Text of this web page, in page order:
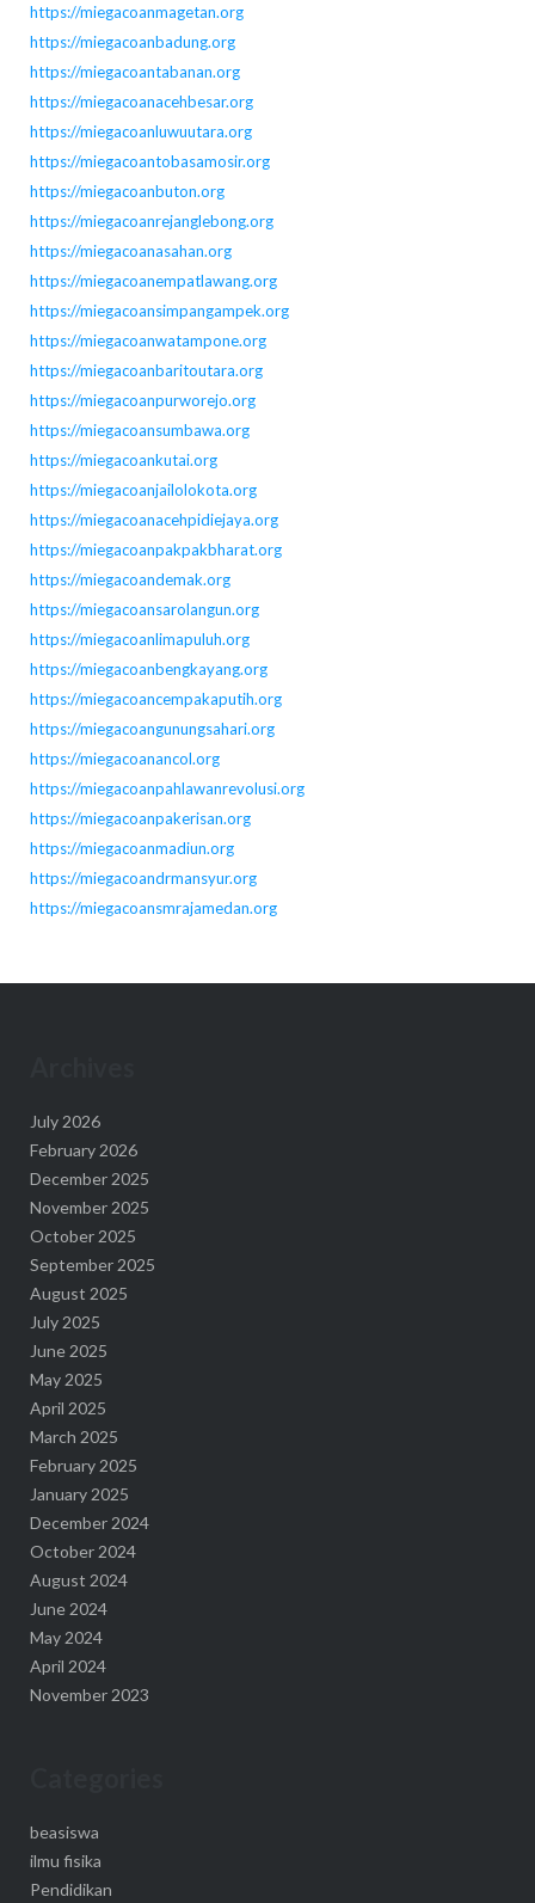
https://miegacoanmagetan.org
https://miegacoanbadung.org
https://miegacoantabanan.org
https://miegacoanacehbesar.org
https://miegacoanluwuutara.org
https://miegacoantobasamosir.org
https://miegacoanbuton.org
https://miegacoanrejanglebong.org
https://miegacoanasahan.org
https://miegacoanempatlawang.org
https://miegacoansimpangampek.org
https://miegacoanwatampone.org
https://miegacoanbaritoutara.org
https://miegacoanpurworejo.org
https://miegacoansumbawa.org
https://miegacoankutai.org
https://miegacoanjailolokota.org
https://miegacoanacehpidiejaya.org
https://miegacoanpakpakbharat.org
https://miegacoandemak.org
https://miegacoansarolangun.org
https://miegacoanlimapuluh.org
https://miegacoanbengkayang.org
https://miegacoancempakaputih.org
https://miegacoangunungsahari.org
https://miegacoanancol.org
https://miegacoanpahlawanrevolusi.org
https://miegacoanpakerisan.org
https://miegacoanmadiun.org
https://miegacoandrmansyur.org
https://miegacoansmrajamedan.org
July 2026
February 2026
December 2025
November 2025
October 2025
September 2025
August 2025
July 2025
June 2025
May 2025
April 2025
March 2025
February 2025
January 2025
December 2024
October 2024
August 2024
June 2024
May 2024
April 2024
November 2023
beasiswa
ilmu fisika
Pendidikan